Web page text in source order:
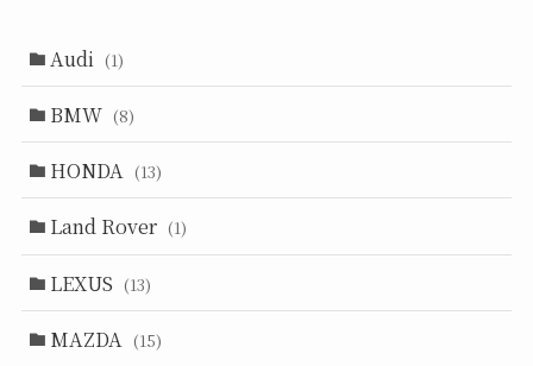
Audi (1)
BMW (8)
HONDA (13)
Land Rover (1)
LEXUS (13)
MAZDA (15)